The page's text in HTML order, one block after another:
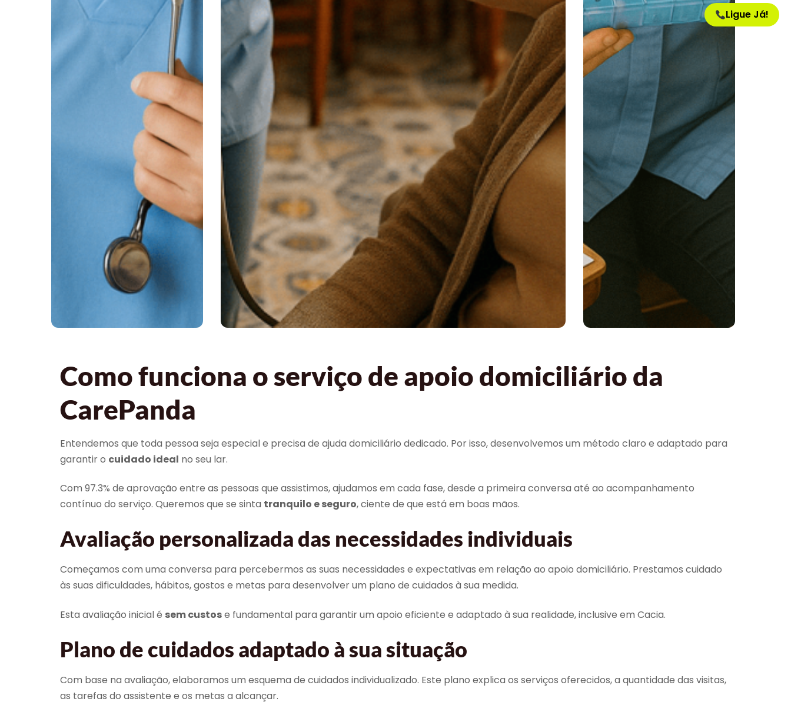
Como funciona o serviço de apoio domiciliário da
CarePanda
Entendemos que toda pessoa seja especial e precisa de ajuda domiciliário dedicado. Por isso, desenvolvemos um método claro e adaptado para
garantir o cuidado ideal no seu lar.
Com 97.3% de aprovação entre as pessoas que assistimos, ajudamos em cada fase, desde a primeira conversa até ao acompanhamento
contínuo do serviço. Queremos que se sinta tranquilo e seguro, ciente de que está em boas mãos.
Avaliação personalizada das necessidades individuais
Começamos com uma conversa para percebermos as suas necessidades e expectativas em relação ao apoio domiciliário. Prestamos cuidado
às suas dificuldades, hábitos, gostos e metas para desenvolver um plano de cuidados à sua medida.
Esta avaliação inicial é sem custose fundamental para garantir um apoio eficiente e adaptado à sua realidade, inclusive em Cacia.
Plano de cuidados adaptado à sua situação
Com base na avaliação, elaboramos um esquema de cuidados individualizado. Este plano explica os serviços oferecidos, a quantidade das visitas,
as tarefas do assistente e os metas a alcançar.
Ligue Já!